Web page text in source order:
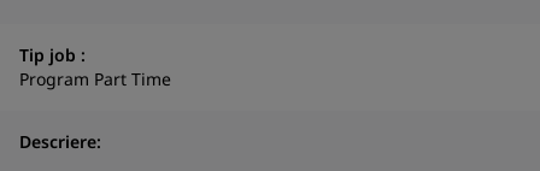
Tip job :
Program Part Time
Descriere: